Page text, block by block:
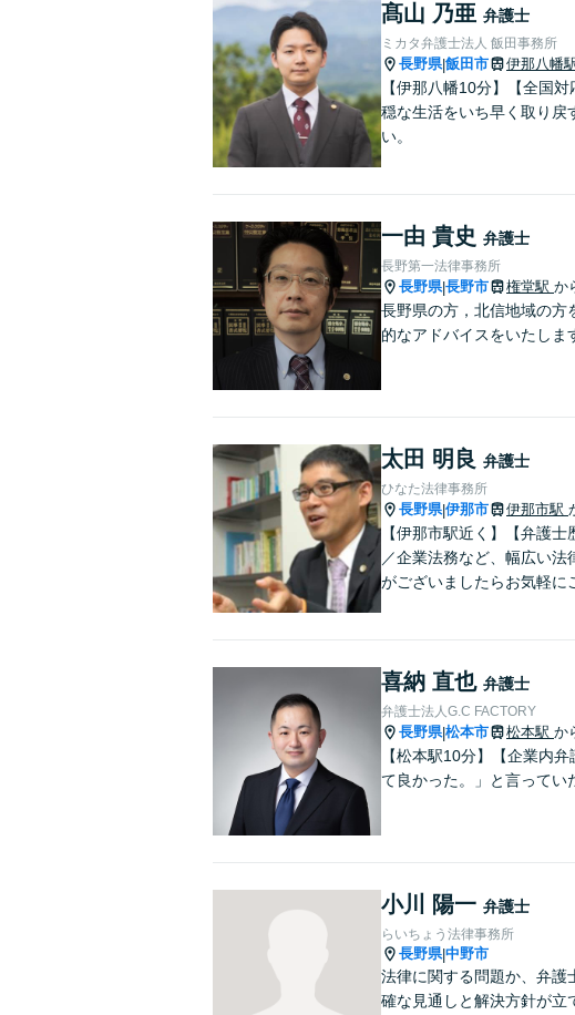
髙山 乃亜 弁護士
ミカタ弁護士法人 飯田事務所
長野県|飯田市 伊那八幡
【伊那八幡10分】【全国
穏な生活をいち早く取り戻
い。
一由 貴史 弁護士
長野第一法律事務所
長野県|長野市 権堂駅 か
長野県の方，北信地域の方
的なアドバイスをいたしま
太田 明良 弁護士
ひなた法律事務所
長野県|伊那市 伊那市駅
【伊那市駅近く】【弁護
／企業法務など、幅広い
がございましたらお気軽に
喜納 直也 弁護士
弁護士法人G.C FACTORY
長野県|松本市 松本駅 か
【松本駅10分】【企業内
て良かった。」と言ってい
小川 陽一 弁護士
らいちょう法律事務所
長野県|中野市
法律に関する問題か、弁護
確な見通しと解決方針が立